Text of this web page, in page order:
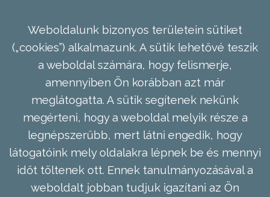
Weboldalunk bizonyos területein sütiket
(„cookies”) alkalmazunk. A sütik lehetővé teszik
a weboldal számára, hogy felismerje,
amennyiben Ön korábban azt már
meglátogatta. A sütik segítenek nekünk
megérteni, hogy a weboldal melyik része a
legnépszerűbb, mert látni engedik, hogy
látogatóink mely oldalakra lépnek be és mennyi
időt töltenek ott. Ennek tanulmányozásával a
weboldalt jobban tudjuk igazítani az Ön